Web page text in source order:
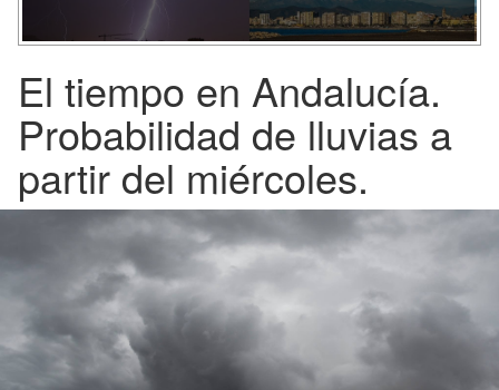
El tiempo en Andalucía.
Probabilidad de lluvias a
partir del miércoles.